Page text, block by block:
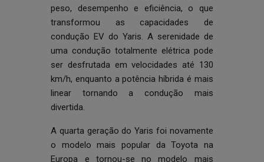
peso, desempenho e eficiência, o que
transformou as capacidades de
condução EV do Yaris. A serenidade de
uma condução totalmente elétrica pode
ser desfrutada em velocidades até 130
km/h, enquanto a potência híbrida é mais
linear tornando a condução mais
divertida.
A quarta geração do Yaris foi novamente
o modelo mais popular da Toyota na
Europa e tornou-se no modelo mais